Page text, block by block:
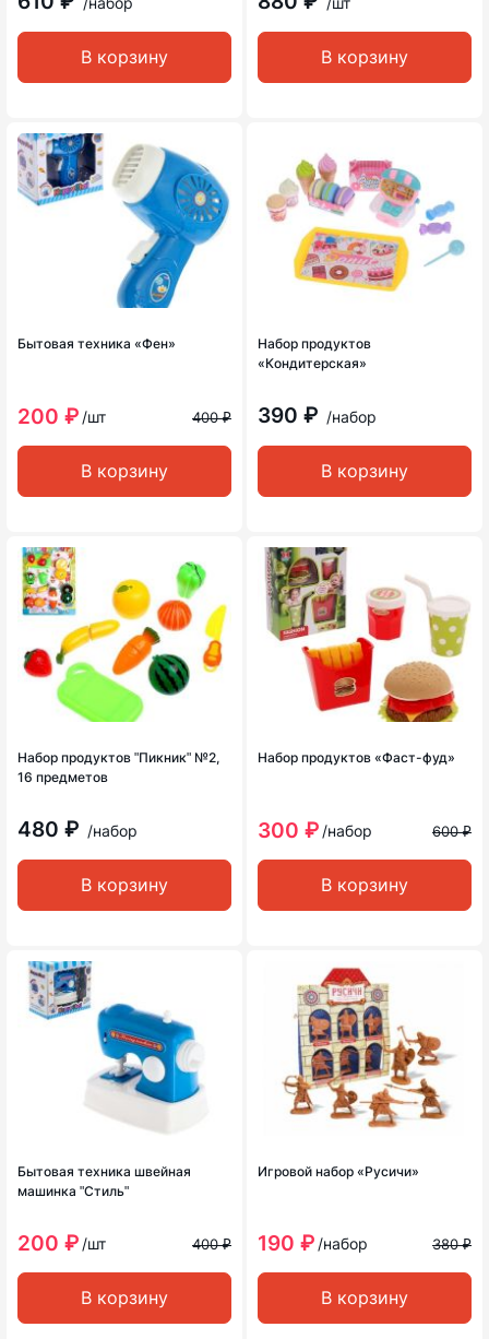
В корзину В корзину
Бытовая техника «Фен»
200 ₽ /шт 400 ₽
В корзину
Набор продуктов
«Кондитерская»
390 ₽ /набор
В корзину
Набор продуктов ʺПикникʺ №2,
16 предметов
480 ₽ /набор
В корзину
Набор продуктов «Фаст-фуд»
300 ₽ /набор 600 ₽
В корзину
Бытовая техника швейная
машинка ʺСтильʺ
200 ₽ /шт 400 ₽
В корзину
Игровой набор «Русичи»
190 ₽ /набор 380 ₽
В корзину